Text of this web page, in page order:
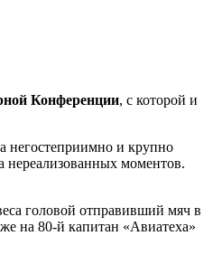
Конференции, с которой и
негостеприимно и крупно
нереализованных моментов.
головой отправивший мяч в
на 80-й капитан «Авиатеха»